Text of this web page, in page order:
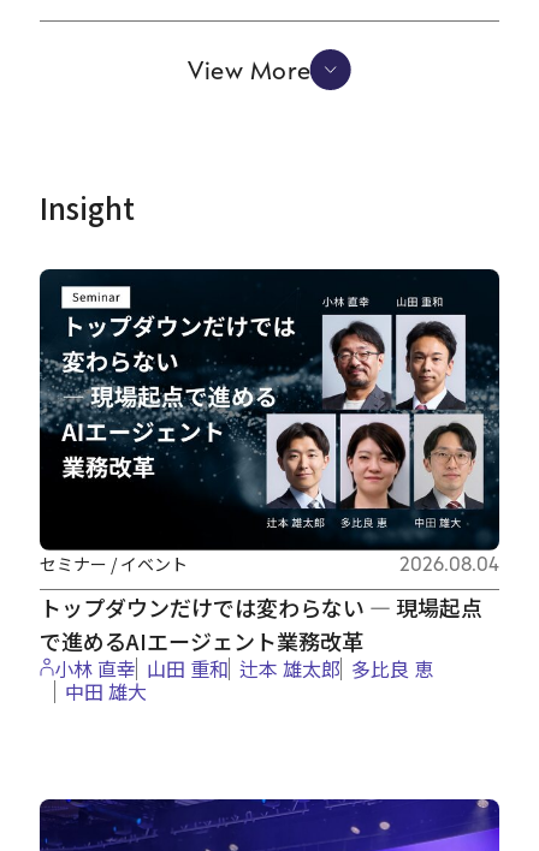
View More
Insight
トップダウンだけでは変わらない ― 現場起点
で進めるAIエージェント業務改革
セミナー / イベント 2026.08.04
小林 直幸 山田 重和 辻本 雄太郎 多比良 恵
中田 雄大